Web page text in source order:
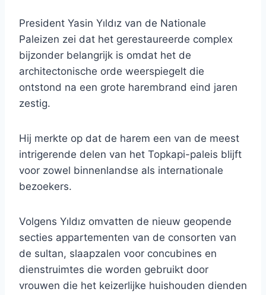
President Yasin Yıldız van de Nationale
Paleizen zei dat het gerestaureerde complex
bijzonder belangrijk is omdat het de
architectonische orde weerspiegelt die
ontstond na een grote harembrand eind jaren
zestig.
Hij merkte op dat de harem een ​​van de meest
intrigerende delen van het Topkapi-paleis blijft
voor zowel binnenlandse als internationale
bezoekers.
Volgens Yıldız omvatten de nieuw geopende
secties appartementen van de consorten van
de sultan, slaapzalen voor concubines en
dienstruimtes die worden gebruikt door
vrouwen die het keizerlijke huishouden dienden